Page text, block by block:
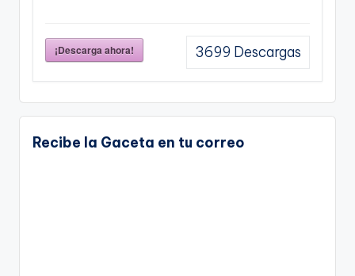
¡Descarga ahora! 3699 Descargas
Recibe la Gaceta en tu correo